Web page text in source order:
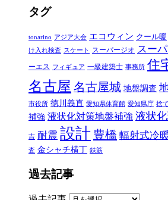
タグ
tonarino アジア大会 エコウィン クール暖
け入れ検査 スケート スーパージオ スー
ーエス フィギュア 一級建築士 事務所 住
名古屋 名古屋城 地盤調査
市役所 徳川義直 愛知県体育館 愛知県庁 捨
補強 液状化対策地盤補強 液状
吉 耐震 設計 豊橋 輻射式冷
査 金シャチ横丁 鉄筋
過去記事